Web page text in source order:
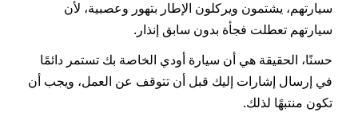
سيارتهم، يشتمون ويركلون الإطار بتهور وعصبية، لأن
سيارتهم تعطلت فجأة بدون سابق إنذار.
حسنًا، الحقيقة هي أن سيارة أودي الخاصة بك تستمر دائمًا
في إرسال إشارات إليك قبل أن تتوقف عن العمل، ويجب أن
تكون منتبهًا لذلك.